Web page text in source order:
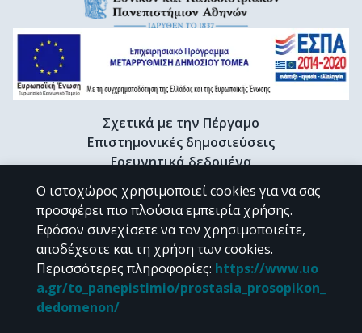
Σχετικά με την Πέργαμο
Επιστημονικές δημοσιεύσεις
Ερευνητικά δεδομένα
Διδακτορικές διατριβές & Γκρίζα βιβλιογραφία
Προφίλ Ερευνητή
CC BY-NC 4.0
Εκτός αν αναφέρεται διαφορετικά, το υλικό της "Περγάμου" διατίθεται
Ο ιστοχώρος χρησιμοποιεί cookies για να σας
προσφέρει πιο πλούσια εμπειρία χρήσης.
Εφόσον συνεχίσετε να τον χρησιμοποιείτε,
αποδέχεστε και τη χρήση των cookies.
Περισσότερες πληροφορίες: https://www.uo
a.gr/to_panepistimio/prostasia_prosopikon_
dedomenon/